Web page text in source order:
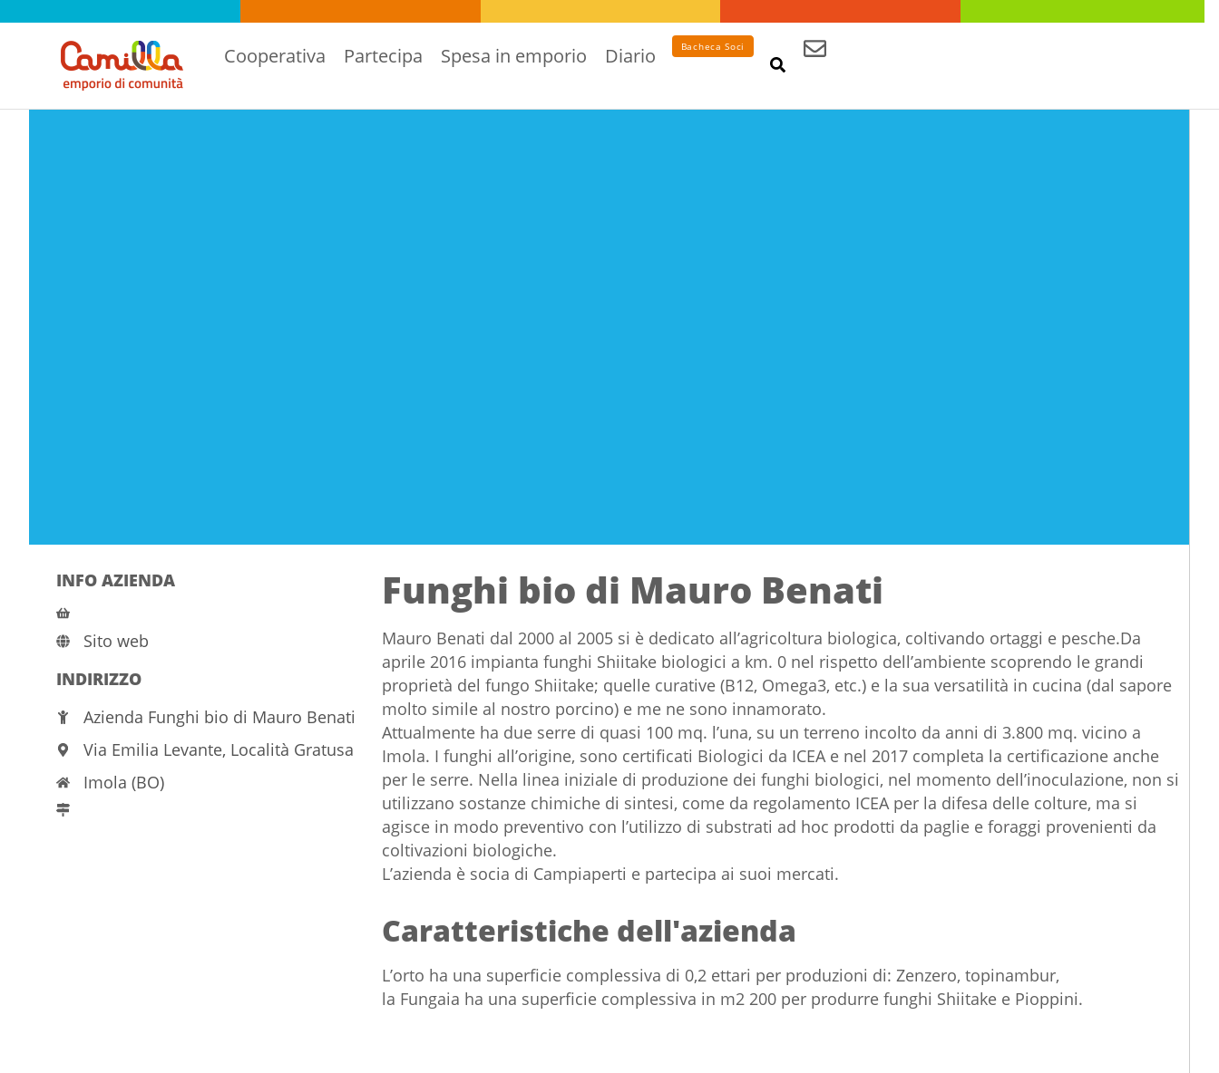
Cooperativa Partecipa Spesa in emporio Diario Bacheca Soci
INFO AZIENDA
Sito web
INDIRIZZO
Azienda Funghi bio di Mauro Benati
Via Emilia Levante, Località Gratusa
Imola (BO)
Funghi bio di Mauro Benati
Mauro Benati dal 2000 al 2005 si è dedicato all’agricoltura biologica, coltivando ortaggi e pesche.Da
aprile 2016 impianta funghi Shiitake biologici a km. 0 nel rispetto dell’ambiente scoprendo le grandi
proprietà del fungo Shiitake; quelle curative (B12, Omega3, etc.) e la sua versatilità in cucina (dal sapore
molto simile al nostro porcino) e me ne sono innamorato.
Attualmente ha due serre di quasi 100 mq. l’una, su un terreno incolto da anni di 3.800 mq. vicino a
Imola. I funghi all’origine, sono certificati Biologici da ICEA e nel 2017 completa la certificazione anche
per le serre. Nella linea iniziale di produzione dei funghi biologici, nel momento dell’inoculazione, non si
utilizzano sostanze chimiche di sintesi, come da regolamento ICEA per la difesa delle colture, ma si
agisce in modo preventivo con l’utilizzo di substrati ad hoc prodotti da paglie e foraggi provenienti da
coltivazioni biologiche.
L’azienda è socia di Campiaperti e partecipa ai suoi mercati.
Caratteristiche dell'azienda
L’orto ha una superficie complessiva di 0,2 ettari per produzioni di: Zenzero, topinambur,
la Fungaia ha una superficie complessiva in m2 200 per produrre funghi Shiitake e Pioppini.